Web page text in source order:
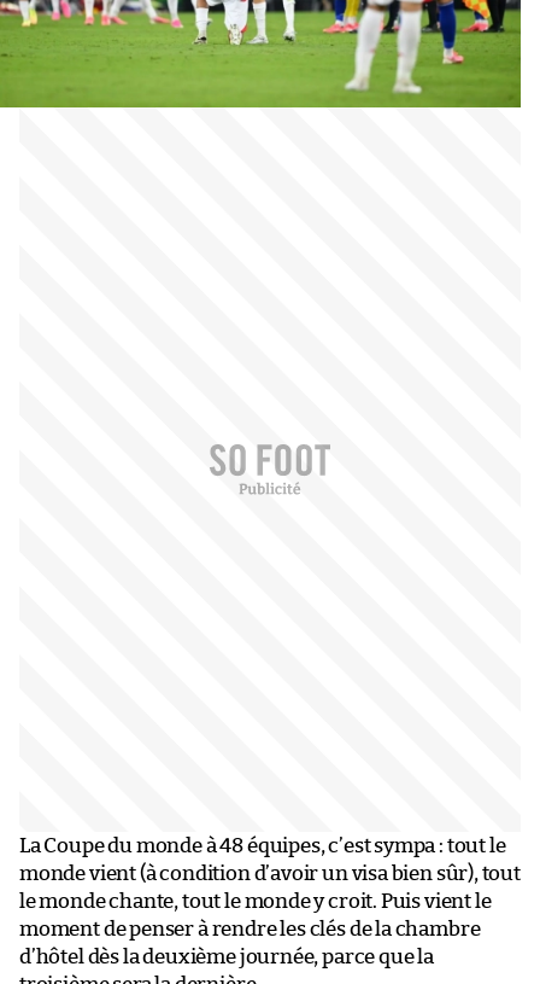
La Coupe du monde à 48 équipes, c’est sympa : tout le
monde vient (à condition d’avoir un visa bien sûr), tout
le monde chante, tout le monde y croit. Puis vient le
moment de penser à rendre les clés de la chambre
d’hôtel dès la deuxième journée, parce que la